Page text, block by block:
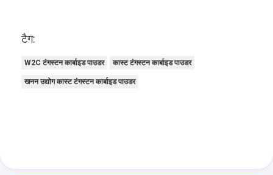
टैग:
W2C टंगस्टन कार्बाइड पाउडर कास्ट टंगस्टन कार्बाइड पाउडर
खनन उद्योग कास्ट टंगस्टन कार्बाइड पाउडर